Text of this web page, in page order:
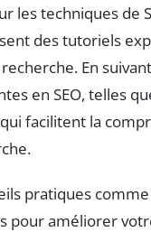
les techniques de
des tutoriels
En
en SEO, telles
facilitent la
pratiques comme
pour améliorer